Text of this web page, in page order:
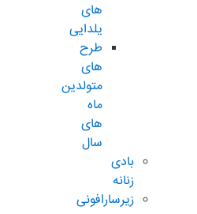
های
یلدایی
طرح
های
متولدین
ماه
های
سال
بادی
زنانه
زیرسارافونی